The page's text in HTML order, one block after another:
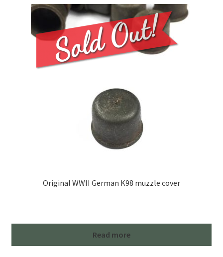
Original WWII German K98 muzzle cover
Read more